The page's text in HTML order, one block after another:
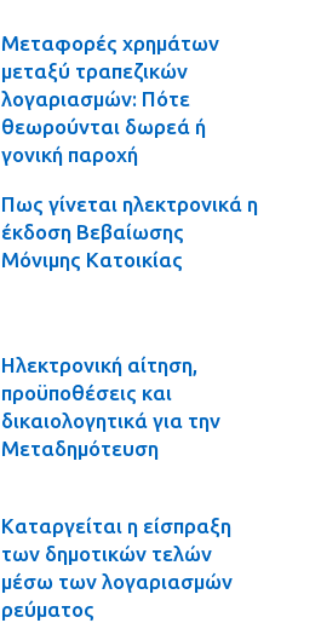
Μεταφορές χρημάτων
μεταξύ τραπεζικών
λογαριασμών: Πότε
θεωρούνται δωρεά ή
γονική παροχή
Πως γίνεται ηλεκτρονικά η
έκδοση Βεβαίωσης
Μόνιμης Κατοικίας
Ηλεκτρονική αίτηση,
προϋποθέσεις και
δικαιολογητικά για την
Μεταδημότευση
Καταργείται η είσπραξη
των δημοτικών τελών
μέσω των λογαριασμών
ρεύματος